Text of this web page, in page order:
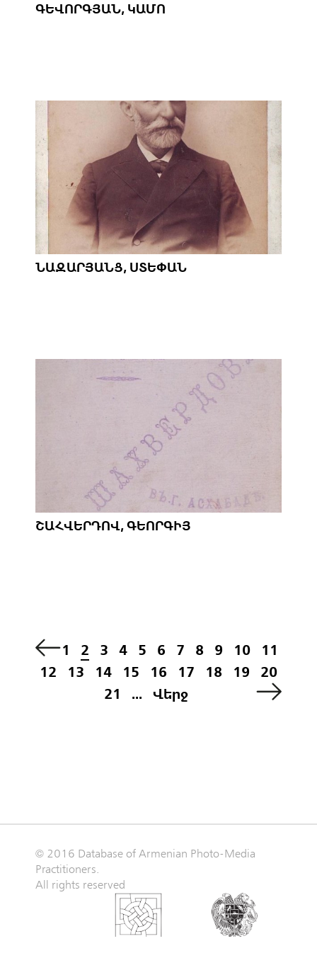
ԳԵՎՈՐԳՅԱՆ, ԿԱՄՈ
ՆԱԶԱՐՅԱՆՑ, ՍՏԵՓԱՆ
ՇԱՀՎԵՐԴՈՎ, ԳԵՈՐԳԻՅ
1 2 3 4 5 6 7 8 9 10
11
12
13 14 15 16 17 18 19
20
21
... Վերջ
© 2016 Database of Armenian Photo-Media
Practitioners.
All rights reserved